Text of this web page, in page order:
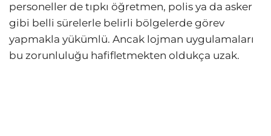
personeller de tıpkı öğretmen, polis ya da asker
gibi belli sürelerle belirli bölgelerde görev
yapmakla yükümlü. Ancak lojman uygulamaları
bu zorunluluğu hafifletmekten oldukça uzak.